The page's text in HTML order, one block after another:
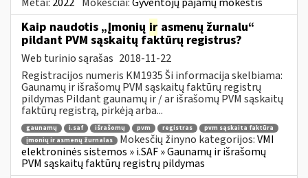
Kaip naudotis „Įmonių ir asmenų žurnalu“
pildant PVM sąskaitų faktūrų registrus?
Web turinio sąrašas 2018-11-22
Registracijos numeris KM1935 Ši informacija skelbiama:
Gaunamų ir išrašomų PVM sąskaitų faktūrų registrų
pildymas Pildant gaunamų ir / ar išrašomų PVM sąskaitų
faktūrų registrą, pirkėją arba...
gaunamų i.saf išrašomų pvm registras
pvm sąskaita faktūra
įmonių ir asmenų žurnalas
Mokesčių žinyno kategorijos:VMI
elektroninės sistemos » i.SAF » Gaunamų ir išrašomų
PVM sąskaitų faktūrų registrų pildymas